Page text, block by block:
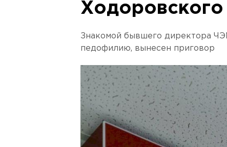
Ходоровского
Знакомой бывшего директора
педофилию, вынесен приговор